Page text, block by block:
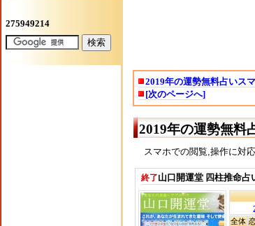
2019年の運勢無料占いス
[次のページへ]
2019年の運勢無料
スマホでの閲覧,操作に対
終了山口開運堂 四柱推命占
全体